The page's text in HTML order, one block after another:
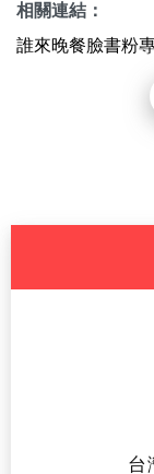
相關連結：
誰來晚餐臉書粉
台